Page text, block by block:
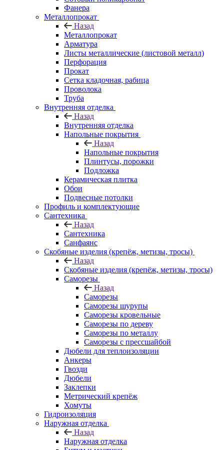
Фанера
Металлопрокат
Назад
Металлопрокат
Арматура
Листы металлические (листовой металл)
Перфорация
Прокат
Сетка кладочная, рабица
Проволока
Труба
Внутренняя отделка
Назад
Внутренняя отделка
Напольные покрытия
Назад
Напольные покрытия
Плинтусы, порожки
Подложка
Керамическая плитка
Обои
Подвесные потолки
Профиль и комплектующие
Сантехника
Назад
Сантехника
Санфаянс
Скобяные изделия (крепёж, метизы, тросы)
Назад
Скобяные изделия (крепёж, метизы, тросы)
Саморезы
Назад
Саморезы
Саморезы шурупы
Саморезы кровельные
Саморезы по дереву
Саморезы по металлу
Саморезы с прессшайбой
Дюбели для теплоизоляции
Анкеры
Гвозди
Дюбели
Заклепки
Метрический крепёж
Хомуты
Гидроизоляция
Наружная отделка
Назад
Наружная отделка